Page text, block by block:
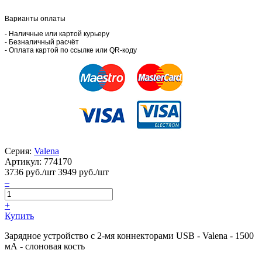
Варианты оплаты
- Наличные или картой курьеру
- Безналичный расчёт
- Оплата картой по ссылке или QR-коду
Серия: Valena
Артикул: 774170
3736 руб./шт 3949 руб./шт
–
+
Купить
Зарядное устройство с 2-мя коннекторами USB - Valena - 1500
мА - слоновая кость